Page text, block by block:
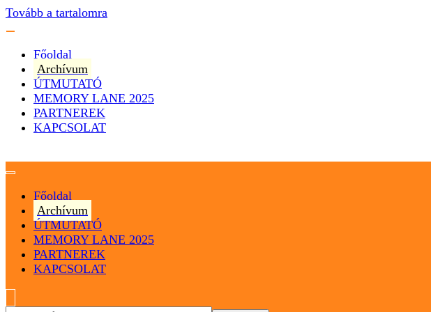
Tovább a tartalomra
Főoldal
Archívum
ÚTMUTATÓ
MEMORY LANE 2025
PARTNEREK
KAPCSOLAT
Magyar Hip Hop Archívum
Magyarország
Főoldal
Archívum
ÚTMUTATÓ
MEMORY LANE 2025
PARTNEREK
KAPCSOLAT